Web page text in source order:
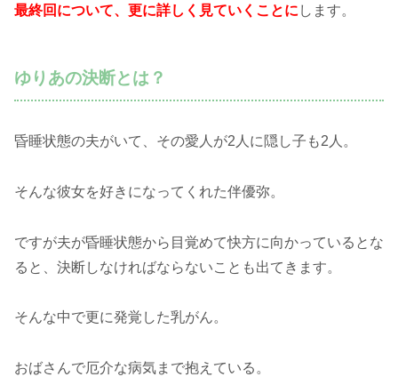
最終回について、更に詳しく見ていくことに します。
ゆりあの決断とは？
昏睡状態の夫がいて、その愛人が2人に隠し子も2人。
そんな彼女を好きになってくれた伴優弥。
ですが夫が昏睡状態から目覚めて快方に向かっているとな
ると、決断しなければならないことも出てきます。
そんな中で更に発覚した乳がん。
おばさんで厄介な病気まで抱えている。